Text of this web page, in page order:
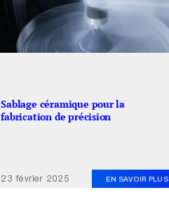
Sablage céramique pour la
fabrication de précision
23 février 2025 EN SAVOIR PLUS